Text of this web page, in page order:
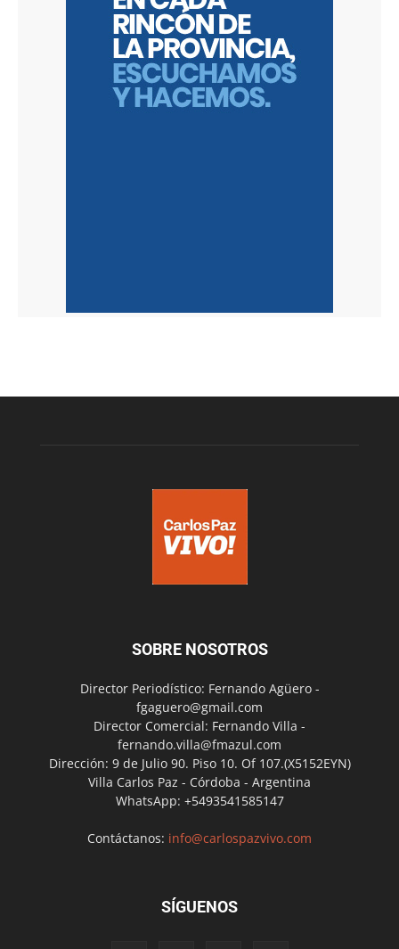
SOBRE NOSOTROS
Director Periodístico: Fernando Agüero -
fgaguero@gmail.com
Director Comercial: Fernando Villa -
fernando.villa@fmazul.com
Dirección: 9 de Julio 90. Piso 10. Of 107.(X5152EYN)
Villa Carlos Paz - Córdoba - Argentina
WhatsApp: +5493541585147
Contáctanos: info@carlospazvivo.com
SÍGUENOS